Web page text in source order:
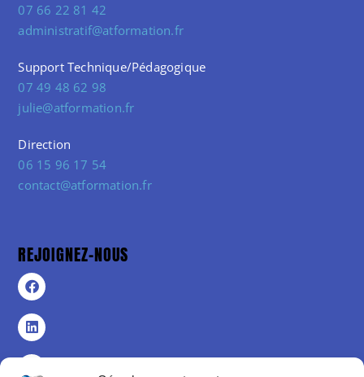
07 66 22 81 42
administratif@atformation.fr
Support Technique/Pédagogique
07 49 48 62 98
julie@atformation.fr
Direction
06 15 96 17 54
contact@atformation.fr
REJOIGNEZ-NOUS